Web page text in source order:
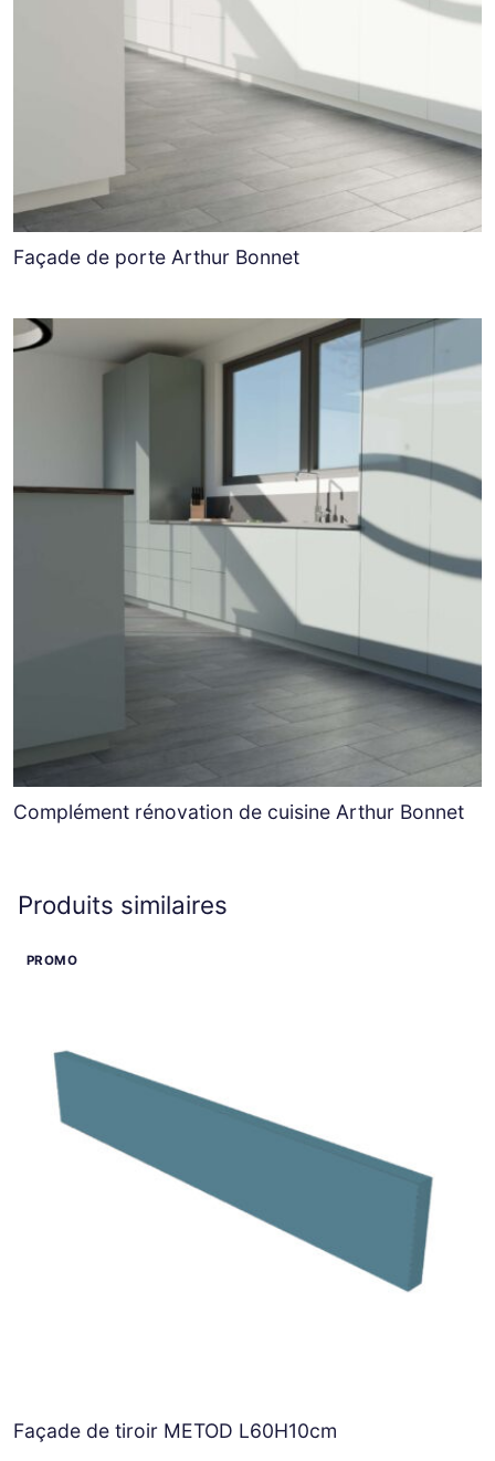
Façade de porte Arthur Bonnet
Complément rénovation de cuisine Arthur Bonnet
Produits similaires
Façade de tiroir METOD L60H10cm